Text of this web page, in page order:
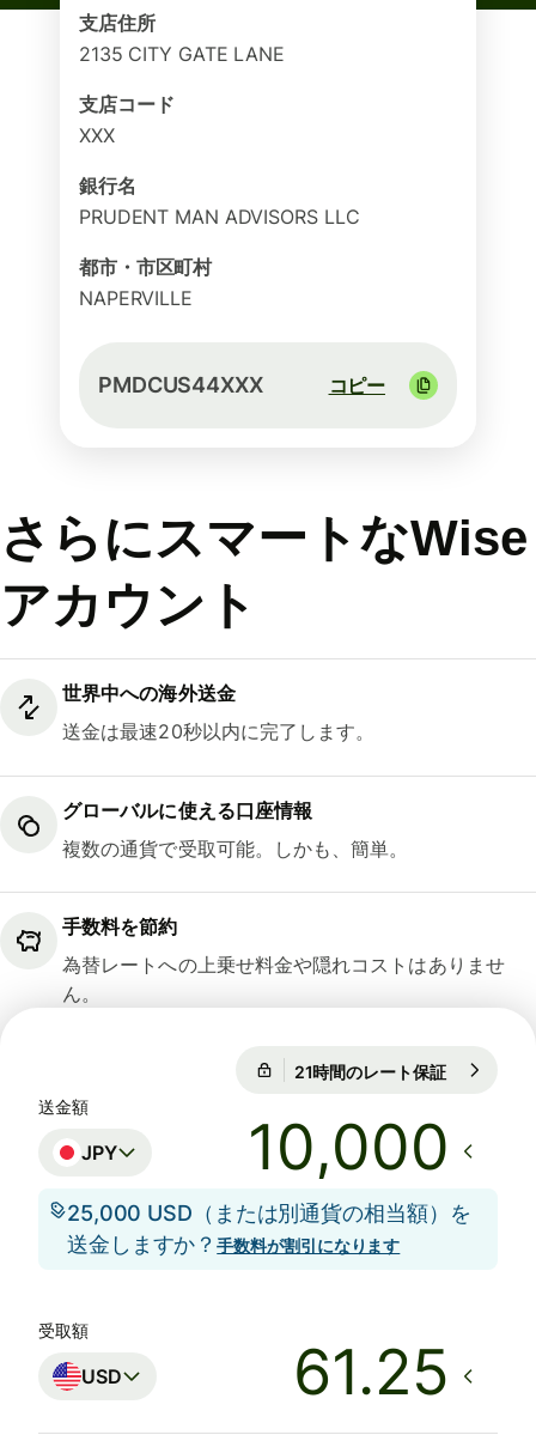
支店住所
2135 CITY GATE LANE
支店コード
XXX
銀行名
PRUDENT MAN ADVISORS LLC
都市・市区町村
NAPERVILLE
PMDCUS44XXX コピー
さらにスマートなWise
アカウント
世界中への海外送金
送金は最速20秒以内に完了します。
グローバルに使える口座情報
複数の通貨で受取可能。しかも、簡単。
手数料を節約
為替レートへの上乗せ料金や隠れコストはありませ
ん。
21時間のレート保証
送金額
JPY
25,000 USD（または別通貨の相当額）を
送金しますか？手数料が割引になります
受取額
USD